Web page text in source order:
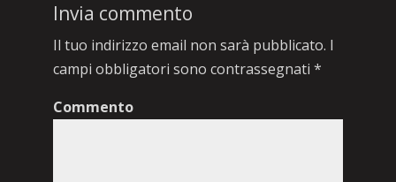
Invia commento
Il tuo indirizzo email non sarà pubblicato. I
campi obbligatori sono contrassegnati *
Commento